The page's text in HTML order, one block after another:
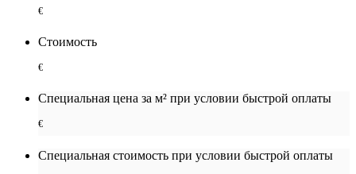
€
Стоимость
€
Специальная цена за м² при условии быстрой оплаты
€
Специальная cтоимость при условии быстрой оплаты